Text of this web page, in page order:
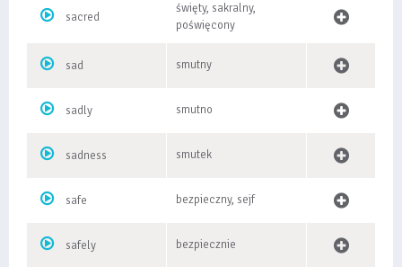
sacred
święty, sakralny,
poświęcony
sad smutny
sadly smutno
sadness smutek
safe bezpieczny, sejf
safely bezpiecznie